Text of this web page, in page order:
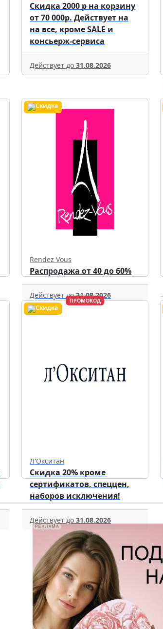
Скидка 2000 р на корзину
от 70 000р. Действует на
на все, кроме SALE и
консьерж-сервиса
Действует до 31.08.2026
Rendez Vous
Распродажа от 40 до 60%
Действует до31.08.2026
ПРОМОКОД
Л'Окситан
Скидка 20% кроме
сертификатов, спеццен,
наборов исключения!
Действует до 31.08.2026